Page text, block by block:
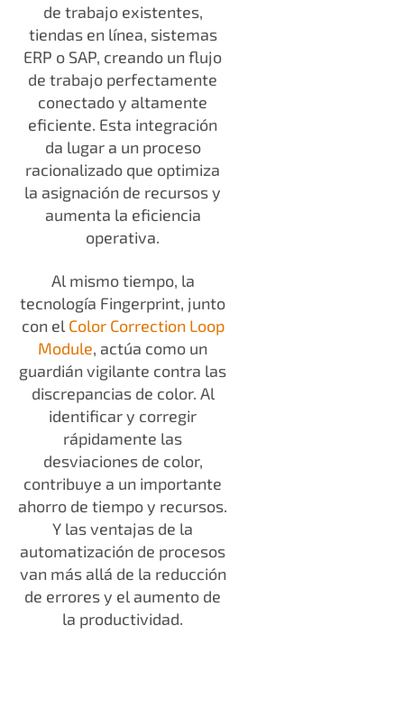
de trabajo existentes,
tiendas en línea, sistemas
ERP o SAP, creando un flujo
de trabajo perfectamente
conectado y altamente
eficiente. Esta integración
da lugar a un proceso
racionalizado que optimiza
la asignación de recursos y
aumenta la eficiencia
operativa.
Al mismo tiempo, la
tecnología Fingerprint, junto
con el Color Correction Loop
Module, actúa como un
guardián vigilante contra las
discrepancias de color. Al
identificar y corregir
rápidamente las
desviaciones de color,
contribuye a un importante
ahorro de tiempo y recursos.
Y las ventajas de la
automatización de procesos
van más allá de la reducción
de errores y el aumento de
la productividad.